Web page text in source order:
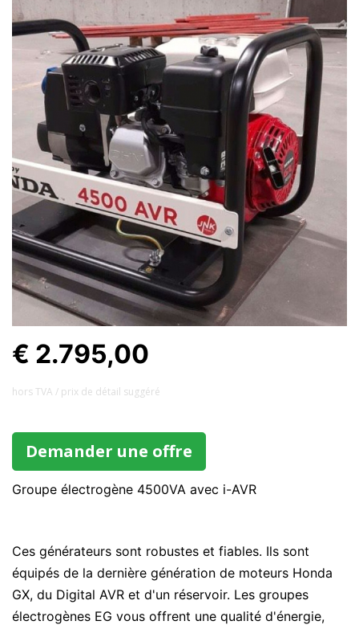
€ 2.795,00
hors TVA / prix ​​de détail suggéré
Demander une offre
Groupe électrogène 4500VA avec i-AVR
Ces générateurs sont robustes et fiables. Ils sont
équipés de la dernière génération de moteurs Honda
GX, du Digital AVR et d'un réservoir. Les groupes
électrogènes EG vous offrent une qualité d'énergie,